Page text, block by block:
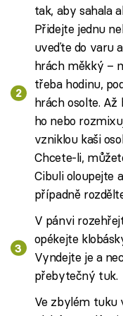
tak, aby sahala
Přidejte jednu
uveďte do varu
hrách měkký –
třeba hodinu,
hrách osolte. Až
ho nebo
vzniklou kaši
Chcete-li,
Cibuli oloupejte
případně
V pánvi
opékejte
Vyndejte je a
přebytečný tuk.
Ve zbylém tuku